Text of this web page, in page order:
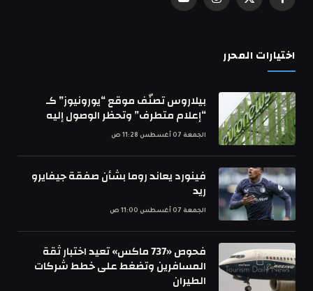
فيسبوكX
الانستغراميوتيوب
اختيارات المحرر
بيلاروس تصنّف موقع “يورونيوز” كـ
“إعلام متطرف” وتحظر الوصول إليه
الجمعة 07 أغسطس 11:28 ص
فينورد يعاند روما بشأن صفقة جيفايرو
ريد
الجمعة 07 أغسطس 11:00 ص
فحوص «737 ماكس» تعيد اختبار ثقة
المسافرين وتضغط على خطط شركات
الطيران